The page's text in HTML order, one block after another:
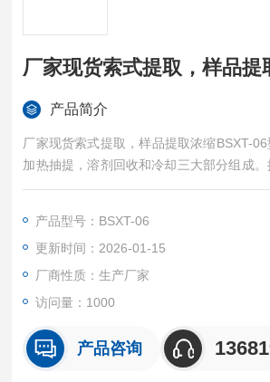
厂家现货索式提取，样品提
产品简介
厂家现货索式提取，样品提取浓缩BSXT-
加热抽提，溶剂回收和冷却三大部分组成。
沸点和环境温度不同而调节加热温度，试
产品型号：BSXT-06
更新时间：2026-01-15
厂商性质：生产厂家
访问量：1000
产品咨询